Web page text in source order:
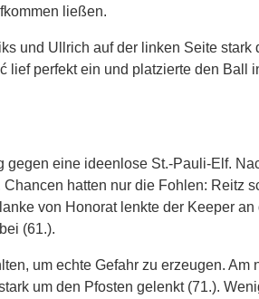
ließen.
und Ullrich auf der linken Seite stark
lief perfekt ein und platzierte den Ball
gegen eine ideenlose St.-Pauli-Elf.
hatten nur die Fohlen: Reitz
von Honorat lenkte der Keeper an
(61.).
um echte Gefahr zu erzeugen. Am
um den Pfosten gelenkt (71.).